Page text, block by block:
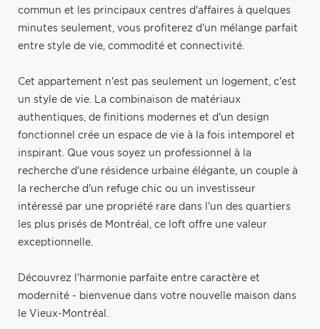
commun et les principaux centres d'affaires à quelques
minutes seulement, vous profiterez d'un mélange parfait
entre style de vie, commodité et connectivité.
Cet appartement n'est pas seulement un logement, c'est
un style de vie. La combinaison de matériaux
authentiques, de finitions modernes et d'un design
fonctionnel crée un espace de vie à la fois intemporel et
inspirant. Que vous soyez un professionnel à la
recherche d'une résidence urbaine élégante, un couple à
la recherche d'un refuge chic ou un investisseur
intéressé par une propriété rare dans l'un des quartiers
les plus prisés de Montréal, ce loft offre une valeur
exceptionnelle.
Découvrez l'harmonie parfaite entre caractère et
modernité - bienvenue dans votre nouvelle maison dans
le Vieux-Montréal.